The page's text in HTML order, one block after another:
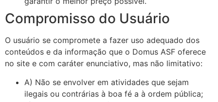
Compromisso do Usuário
O usuário se compromete a fazer uso adequado dos
conteúdos e da informação que o Domus ASF oferece
no site e com caráter enunciativo, mas não limitativo:
A) Não se envolver em atividades que sejam
ilegais ou contrárias à boa fé a à ordem pública;